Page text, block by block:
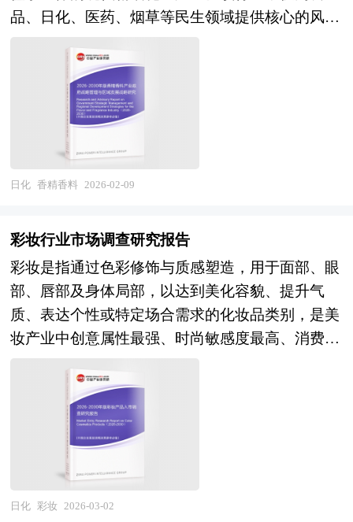
生产企业、科研单位、零售企业等单位准确了解目
前爽身粉行业发展动态，把握企业定位和发展方向
不可多得的精品。
重构产品溢价逻辑；渠道与服务融合方面，线上线
下一体化的全域营销、基于大数据的精准用户运
营、贯穿孕产哺育全周期的会员服务体系将成为标
配，内容种草、直播带货、私域社群等新型触达方
式将进一步成熟；产业生态延伸方面，母婴用品企
业向早教内容、家庭健康、女性消费等关联领域跨
界布局的趋势将更加明显，"大母婴"生态圈的边界
持续拓展；可持续发展维度，环保包装材料应用、
获取Z世代父母认同的重要砝码。尤为重要的是，
随着"十五五"时期育儿友好型社会建设的推进，普
惠托育服务扩容、生育支持政策完善、母婴设施标
准化建设等制度红利有望逐步释放，为行业创造相
对友好的发展环境。 本研究咨询报告由中研普华
上，主要依据了国家统计局、国家商务部、国家发
改委、国家经济信息中心、国务院发展研究中心、
国家海关总署、全国商业信息中心、中国经济景气
监测中心、中国行业研究网、全国及海外相关报刊
杂志的基础信息以及母婴用品行业研究单位等公布
和提供的大量资料。报告对我国母婴用品行业的供
国内创业板上市常见问题和具体操作给出建议，除
案。这对于有意创业板上市的企业具有极好的参考
价值和指导意义。
包括婴儿车、安全座椅及背带等，需通过抗冲击测
试与人体工学设计确保移动过程中的安全；益智开
发类则包含早教机、布书、咬胶等，通过色彩、触
感与声音刺激促进感官与认知发展。 本研究咨询
报告由中研普华咨询公司领衔撰写，在大量周密的
市场调研基础上，主要依据了国家统计局、国家商
务部、国家发改委、国家经济信息中心、国务院发
展研究中心、国家海关总署、全国商业信息中心、
相关报刊杂志的基础信息以及婴幼儿用品专业研究
单位等公布和提供的大量资料。对我国婴幼儿用品
的行业现状、市场各类经营指标的情况、重点企业
状况、区域市场发展情况等内容进行详细的阐述和
深入的分析，着重对婴幼儿用品业务的发展进行详
发展环境对婴幼儿用品行业潜在的风险和防范建议
进行分析。最后提出研究者对婴幼儿用品行业的研
究观点，以供投资决策者参考。
品、日化、医药、烟草等民生领域提供核心的风味
战略，是推动区域经济高质量发展的重要引擎。随
着“十五五”规划的开局，香精香料产业正面临从规
模扩张向质量效益转型的关键期，亟需通过科学的
政府战略管理与精准的区域布局，构建具有全球竞
争力的现代化产业体系。 区域产业规划是地方经
济发展战略的核心内容，是各级政府部门发展相关
于一张蓝图对一个建筑物的重要性，有了这张“蓝
图”，区域才能在有规划有计划的基础上进行更好
的区域建设。特定区域内某个产业的快速健康发展
有赖于当地政府以前瞻性的眼光拟定科学合理的发
展规划，特别是一些战略性新兴产业更需要地方政
府制定切实可行的扶持和培育规划。通过区域产业
规划来确定地方经济发展的产业支撑体系，为招商
工作确定方向和框架。我们针对各大城市、区县镇
等区域的产业发展规划，将围绕“产业分析→产业
定位→产业规划→产业实施”这条主线来展开。各
地由于资源禀赋不同，发展相关产业的条件也就不
同，只有准确的理解区域内产业发展基础和潜力，
才能编制出符合当地实际的产业发展规划。中研普
日化 香精香料 2026-02-09
彩妆行业市场调查研究报告
彩妆是指通过色彩修饰与质感塑造，用于面部、眼
部、唇部及身体局部，以达到美化容貌、提升气
质、表达个性或特定场合需求的化妆品类别，是美
妆产业中创意属性最强、时尚敏感度最高、消费频
遮瑕、散粉）、眼妆（眼影、眼线、睫毛膏）、唇
妆（口红、唇釉、唇彩）、颊妆（腮红、修容、高
光）及美甲、身体彩妆等多元产品形态，涉及精细
化工、色彩科学、材料工程、皮肤科学、艺术设计
等多学科交叉融合，具有产品迭代极快、潮流趋势
驱动明显、情感消费属性强、社交媒体营销依赖度
日化 彩妆 2026-03-02